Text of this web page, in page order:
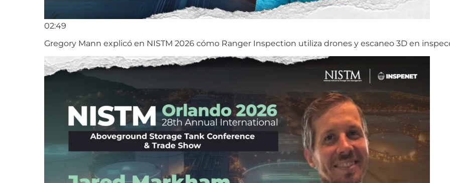
02:49
Gregory Mann explicó en NISTM 2026 cómo Ranger Inspection utiliza drones y escaneo 3D en